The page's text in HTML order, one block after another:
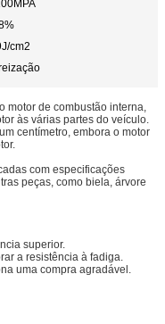
cm2
motor de combustão interna,
às várias partes do veículo.
centímetro, embora o motor
com especificações
peças, como biela, árvore
superior.
a resistência à fadiga.
uma compra agradável.